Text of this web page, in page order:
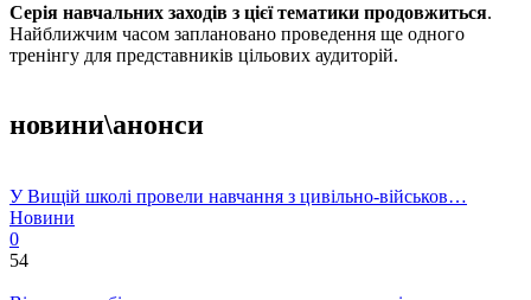
Серія навчальних заходів з цієї тематики продовжиться.
Найближчим часом заплановано проведення ще одного
тренінгу для представників цільових аудиторій.
новини\анонси
У Вищій школі провели навчання з цивільно-військов…
Новини
0
54